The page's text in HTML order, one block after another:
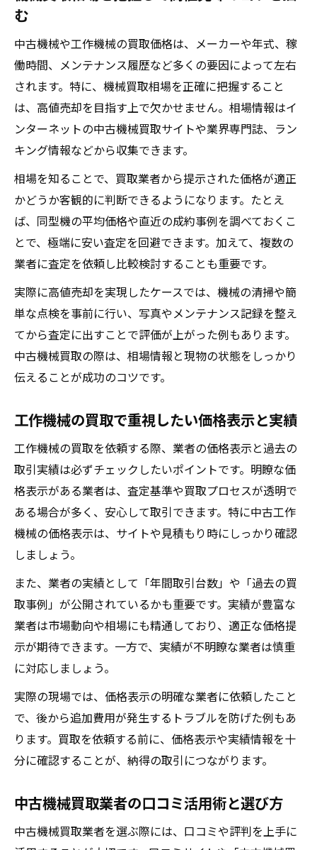
中古工作機械の売却で失敗しない選定ポイント
中古機械買取com口コミから見る選定基準
買取相場を活用した納得の機械売却判断法
中古工作機械の価格表示と査定ポイント解
説
失敗しない工場機械買取の選択肢と注意点
高価買取を実現する工作機械の整理術
中古機械の買取前に整備すべきポイント
機械買取で査定額アップに繋がる整理術
工作機械を高価買取へ導くメンテナンス方
法
工場機械買取で差がつく付属品の管理法
中古工作機械の状態評価と買取価格の関係
買取相場が変動する機械の特徴と見極め方
工作機械の買取相場が変動する主な要因
中古機械買取で重要な年式や稼働状況とは
機械の付属品が買取価格に与える影響
中古工作機械の海外需要と買取相場の関係
中古機械買取で安心の取引を叶えるコツ
信頼できる工作機械買取業者の見分け方
中古機械買取の無料査定と秘密厳守の重要
性
安心して機械を売却するための比較ポイン
ト
工場機械買取で注意すべき契約内容と対応
力
買取相場を生かした納得の機械売却交渉法
業者選びを間違えない機械売却の極意
中古機械買取業者の選び方と比較ポイント
工作機械買取ランキング活用術と実績重視
買取相場と価格表示で失敗しない業者選定
口コミや体験談から学ぶ安全な機械売却法
む
中古機械や工作機械の買取価格は、メーカーや年式、稼
働時間、メンテナンス履歴など多くの要因によって左右
されます。特に、機械買取相場を正確に把握すること
は、高値売却を目指す上で欠かせません。相場情報はイ
ンターネットの中古機械買取サイトや業界専門誌、ラン
キング情報などから収集できます。
相場を知ることで、買取業者から提示された価格が適正
かどうか客観的に判断できるようになります。たとえ
ば、同型機の平均価格や直近の成約事例を調べておくこ
とで、極端に安い査定を回避できます。加えて、複数の
業者に査定を依頼し比較検討することも重要です。
実際に高値売却を実現したケースでは、機械の清掃や簡
単な点検を事前に行い、写真やメンテナンス記録を整え
てから査定に出すことで評価が上がった例もあります。
中古機械買取の際は、相場情報と現物の状態をしっかり
伝えることが成功のコツです。
工作機械の買取で重視したい価格表示と実績
工作機械の買取を依頼する際、業者の価格表示と過去の
取引実績は必ずチェックしたいポイントです。明瞭な価
格表示がある業者は、査定基準や買取プロセスが透明で
ある場合が多く、安心して取引できます。特に中古工作
機械の価格表示は、サイトや見積もり時にしっかり確認
しましょう。
また、業者の実績として「年間取引台数」や「過去の買
取事例」が公開されているかも重要です。実績が豊富な
業者は市場動向や相場にも精通しており、適正な価格提
示が期待できます。一方で、実績が不明瞭な業者は慎重
に対応しましょう。
実際の現場では、価格表示の明確な業者に依頼したこと
で、後から追加費用が発生するトラブルを防げた例もあ
ります。買取を依頼する前に、価格表示や実績情報を十
分に確認することが、納得の取引につながります。
中古機械買取業者の口コミ活用術と選び方
中古機械買取業者を選ぶ際には、口コミや評判を上手に